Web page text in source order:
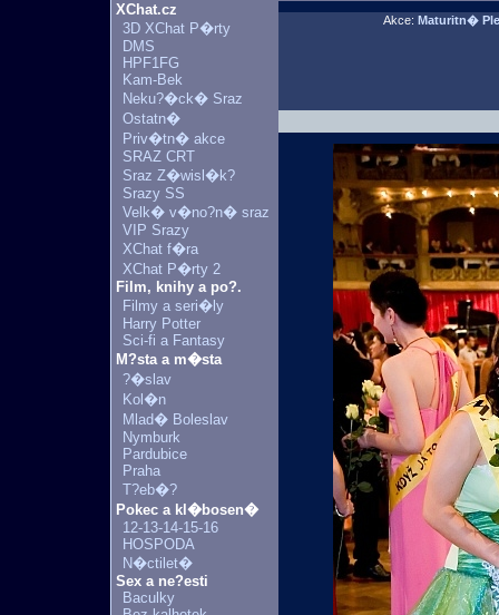
XChat.cz
3D XChat P�rty
DMS
HPF1FG
Kam-Bek
Neku?�ck� Sraz
Ostatn�
Priv�tn� akce
SRAZ CRT
Sraz Z�wisl�k?
Srazy SS
Velk� v�no?n� sraz
VIP Srazy
XChat f�ra
XChat P�rty 2
Film, knihy a po?.
Filmy a seri�ly
Harry Potter
Sci-fi a Fantasy
M?sta a m�sta
?�slav
Kol�n
Mlad� Boleslav
Nymburk
Pardubice
Praha
T?eb�?
Pokec a kl�bosen�
12-13-14-15-16
HOSPODA
N�ctilet�
Sex a ne?esti
Baculky
Akce: Maturitn�